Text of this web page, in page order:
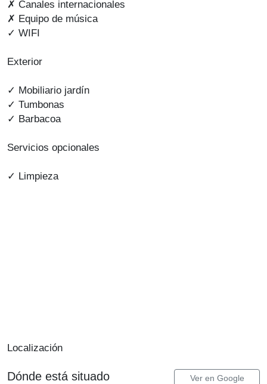
✗ Canales internacionales
✗ Equipo de música
✓ WIFI
Exterior
✓ Mobiliario jardín
✓ Tumbonas
✓ Barbacoa
Servicios opcionales
✓ Limpieza
Localización
Dónde está situado
Ver en Google